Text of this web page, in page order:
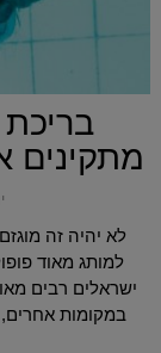
מתקינים
לא יהיה זה
למותג מאוד
ישראלים רבים
במקומות אחרים,